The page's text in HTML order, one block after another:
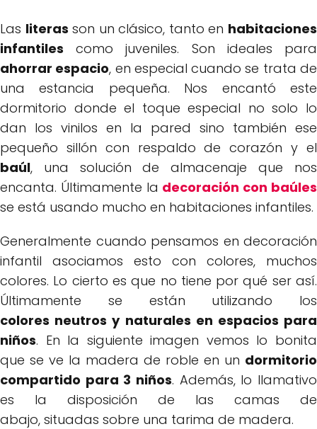
Las literas son un clásico, tanto en habitaciones
infantiles como juveniles. Son ideales para
ahorrar espacio, en especial cuando se trata de
una estancia pequeña. Nos encantó este
dormitorio donde el toque especial no solo lo
dan los vinilos en la pared sino también ese
pequeño sillón con respaldo de corazón y el
baúl, una solución de almacenaje que nos
encanta. Últimamente la decoración con baúles
se está usando mucho en habitaciones infantiles.
Generalmente cuando pensamos en decoración
infantil asociamos esto con colores, muchos
colores. Lo cierto es que no tiene por qué ser así.
Últimamente se están utilizando los
colores neutros y naturales en espacios para
niños. En la siguiente imagen vemos lo bonita
que se ve la madera de roble en un dormitorio
compartido para 3 niños. Además, lo llamativo
es la disposición de las camas de
abajo, situadas sobre una tarima de madera.